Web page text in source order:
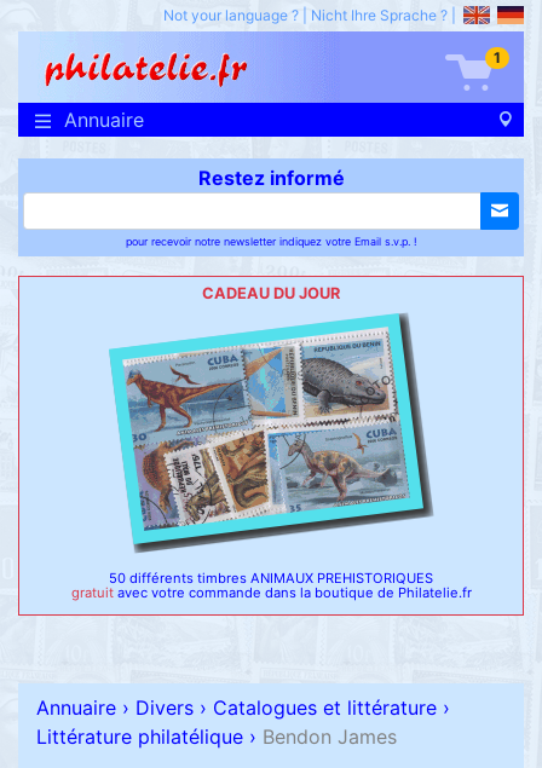
Not your language ? Nicht Ihre Sprache ?
1
Annuaire
Restez informé
pour recevoir notre newsletter indiquez votre Email s.v.p. !
CADEAU DU JOUR
50 différents timbres ANIMAUX PREHISTORIQUES
gratuit avec votre commande dans la boutique de Philatelie.fr
Annuaire › Divers › Catalogues et littérature ›
Littérature philatélique › Bendon James